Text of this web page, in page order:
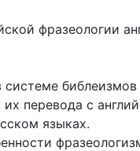
фразеологии
системе
перевода с
языках.